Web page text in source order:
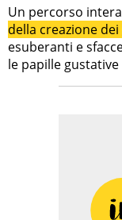
Un percorso
della creazione
esuberanti e
le papille